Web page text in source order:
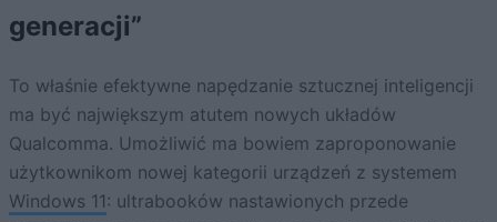
generacji”
To właśnie efektywne napędzanie sztucznej inteligencji
ma być największym atutem nowych układów
Qualcomma. Umożliwić ma bowiem zaproponowanie
użytkownikom nowej kategorii urządzeń z systemem
Windows 11: ultrabooków nastawionych przede